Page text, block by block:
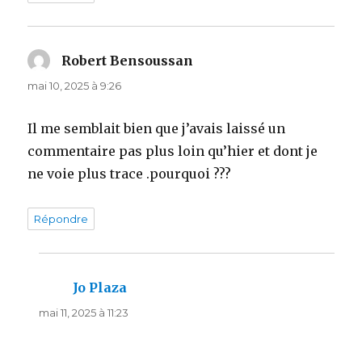
Robert Bensoussan
mai 10, 2025 à 9:26
Il me semblait bien que j’avais laissé un
commentaire pas plus loin qu’hier et dont je
ne voie plus trace .pourquoi ???
Répondre
Jo Plaza
mai 11, 2025 à 11:23